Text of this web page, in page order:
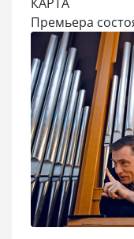
Премьера